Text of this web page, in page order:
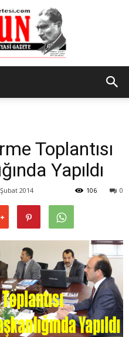
Toplantısı
Yapıldı
2014 0
106